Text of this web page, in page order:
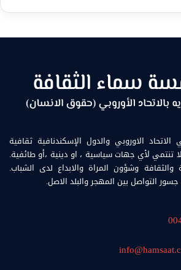
الاوروبي والدول الإسكندنافية ثقافية
لا تنتمي لأي جهات سياسية ، او دينية ،أو طائفية.
وشؤون المراة والابداع لدى الشباب.
التواصل بين المهجر والبلد الاصل.